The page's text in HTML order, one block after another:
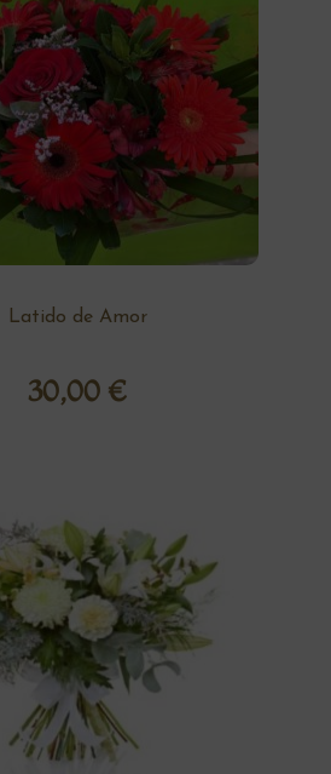
Latido de Amor
30,00 €